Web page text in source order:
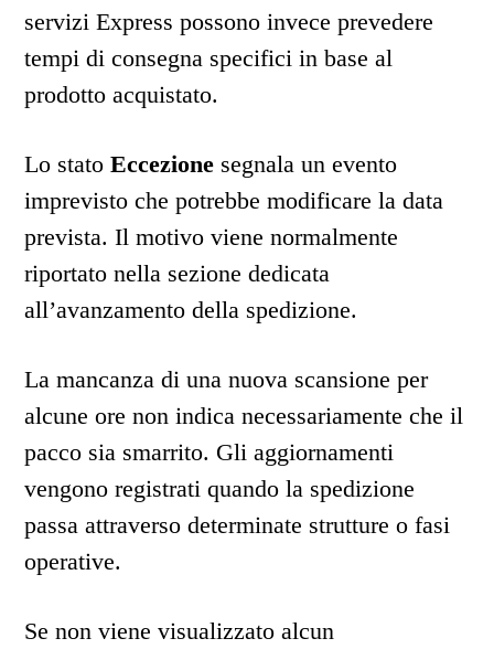
servizi Express possono invece prevedere
tempi di consegna specifici in base al
prodotto acquistato.
Lo statoEccezione segnala un evento
imprevisto che potrebbe modificare la data
prevista. Il motivo viene normalmente
riportato nella sezione dedicata
all’avanzamento della spedizione.
La mancanza di una nuova scansione per
alcune ore non indica necessariamente che il
pacco sia smarrito. Gli aggiornamenti
vengono registrati quando la spedizione
passa attraverso determinate strutture o fasi
operative.
Se non viene visualizzato alcun